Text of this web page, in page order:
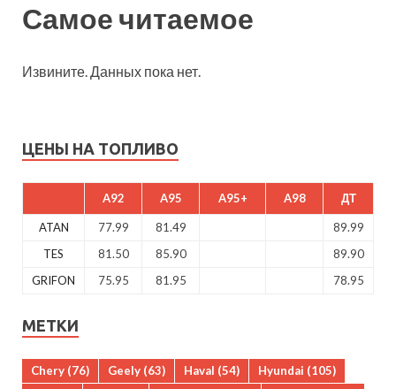
Самое читаемое
Извините. Данных пока нет.
ЦЕНЫ НА ТОПЛИВО
A92 A95 A95+ A98 ДТ
ATAN 77.99 81.49
89.99
TES
81.50 85.90
89.90
GRIFON
75.95 81.95 78.95
МЕТКИ
Chery (76) Geely (63) Haval (54) Hyundai (105)